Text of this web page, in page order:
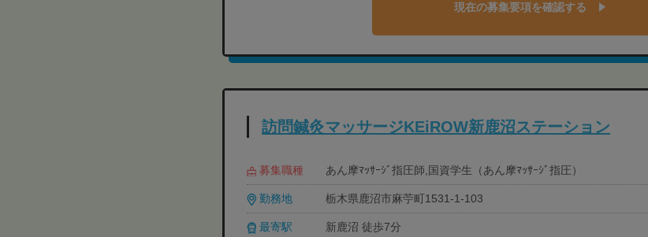
現在の募集要項を確認する
訪問鍼灸マッサージKEiROW新鹿沼ステーション
募集職種 あん摩ﾏｯｻｰｼﾞ指圧師,国資学生（あん摩ﾏｯｻｰｼﾞ指圧）
勤務地 栃木県鹿沼市麻苧町1531-1-103
最寄駅 新鹿沼 徒歩7分